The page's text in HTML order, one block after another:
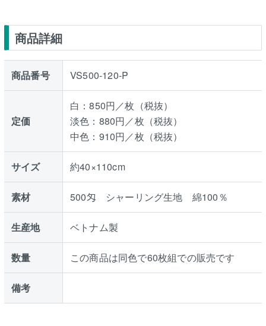
商品詳細
商品番号 VS500-120-P
定価
白：850円／枚（税抜）
淡色：880円／枚（税抜）
中色：910円／枚（税抜）
サイズ 約40×110cm
素材 500匁 シャーリング生地 綿100％
生産地 ベトナム製
数量 この商品は同色で60枚組での販売です
備考